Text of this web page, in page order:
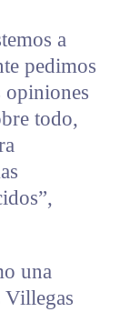
a
pedimos
opiniones
todo,
una
Villegas